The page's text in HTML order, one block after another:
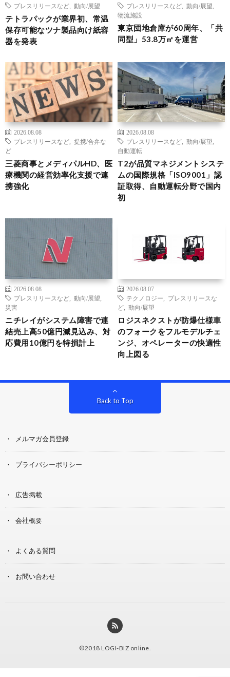
プレスリリースなど
動向/展望
テトラパックが業界初、常温
保存可能なツナ製品向け紙容
器を発表
プレスリリースなど
動向/展望
物流施設
東京団地倉庫が60周年、「共
同型」53.8万㎡を運営
2026.08.08
プレスリリースなど
提携/合弁な
ど
三菱商事とメディパルHD、医
療機関の経営効率化支援で連
携強化
2026.08.08
プレスリリースなど
動向/展望
自動運転
T2が品質マネジメントシステ
ムの国際規格「ISO9001」認
証取得、自動運転分野で国内
初
2026.08.08
プレスリリースなど
動向/展望
災害
ニチレイがシステム障害で連
結売上高50億円減見込み、対
応費用10億円を特損計上
2026.08.07
テクノロジー
プレスリリースな
ど
動向/展望
ロジスネクストが防爆仕様車
のフォークをフルモデルチェ
ンジ、オペレーターの快適性
向上図る
Back to Top
メルマガ会員登録
プライバシーポリシー
広告掲載
会社概要
よくある質問
お問い合わせ
©2018 LOGI-BIZ online